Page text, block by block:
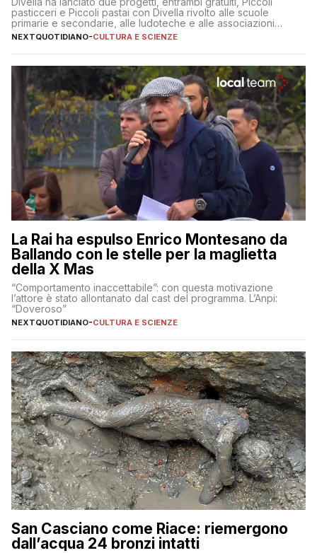
pasticceri e Piccoli pastai con Divella rivolto alle scuole
primarie e secondarie, alle ludoteche e alle associazioni
pugliesi che si occupano di bambini con ADHD
NEXTQUOTIDIANO-CULTURA E SCIENZE
La Rai ha espulso Enrico Montesano da
Ballando con le stelle per la maglietta
della X Mas
“Comportamento inaccettabile”: con questa motivazione
l’attore è stato allontanato dal cast del programma. L’Anpi:
“Doveroso”
NEXTQUOTIDIANO-CULTURA E SCIENZE
San Casciano come Riace: riemergono
dall’acqua 24 bronzi intatti